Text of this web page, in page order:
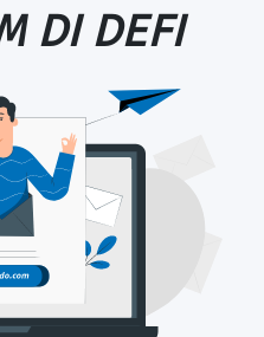
DI DEFI